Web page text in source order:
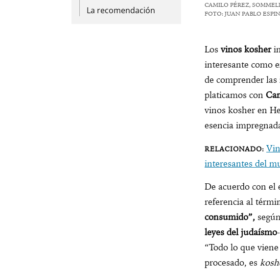
La recomendación
CAMILO PÉREZ,
FOTO: JUAN PABLO
Los vinos kosher
interesante como
de comprender
platicamos con
vinos kosher en
esencia
interesantes del
De acuerdo con el
referencia al
consumido”,
leyes del judaísmo
“Todo lo que
procesado, es